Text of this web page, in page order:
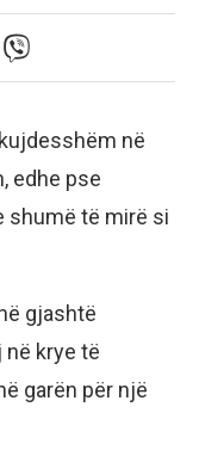
në
edhe pse
shumë të mirë si
gjashtë
krye të
garën për një